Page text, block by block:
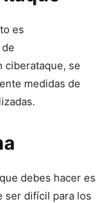
es
​ciberataque, se
medidas de
debes hacer es
⁣ser difícil ‍para los